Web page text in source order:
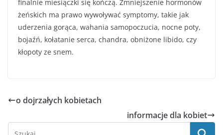
finalnie miesiączki się kończą. Zmniejszenie hormonów
żeńskich ma prawo wywoływać symptomy, takie jak
uderzenia gorąca, wahania samopoczucia, nocne poty,
bojaźń, kołatanie serca, chandra, obniżone libido, czy
kłopoty ze snem.
o dojrzałych kobietach
informacje dla kobiet